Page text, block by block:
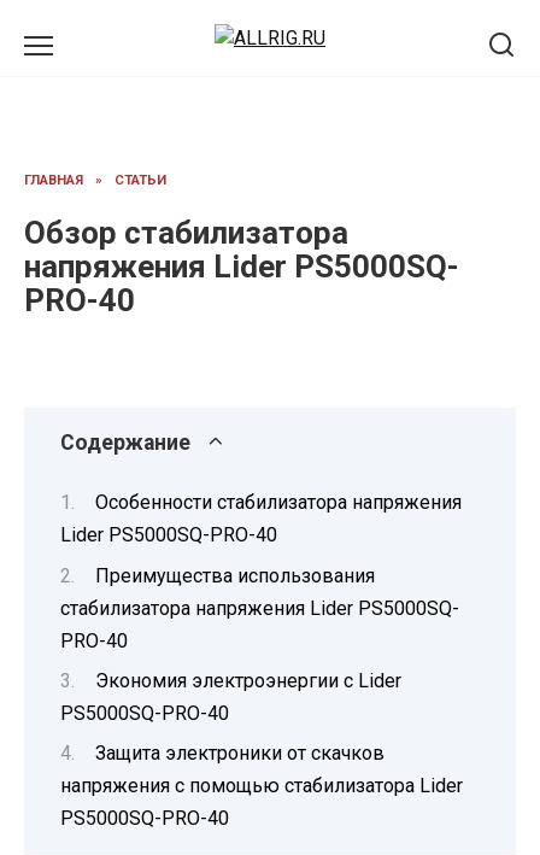
ГЛАВНАЯ » СТАТЬИ
Обзор стабилизатора
напряжения Lider PS5000SQ-
PRO-40
Содержание
Особенности стабилизатора напряжения
Lider PS5000SQ-PRO-40
Преимущества использования
стабилизатора напряжения Lider PS5000SQ-
PRO-40
Экономия электроэнергии с Lider
PS5000SQ-PRO-40
Защита электроники от скачков
напряжения с помощью стабилизатора Lider
PS5000SQ-PRO-40